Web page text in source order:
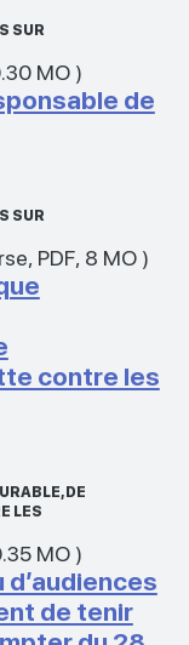
SUR
MO)
de
SUR
, PDF, 8 MO)
contre les
DE
LES
MO)
de tenir